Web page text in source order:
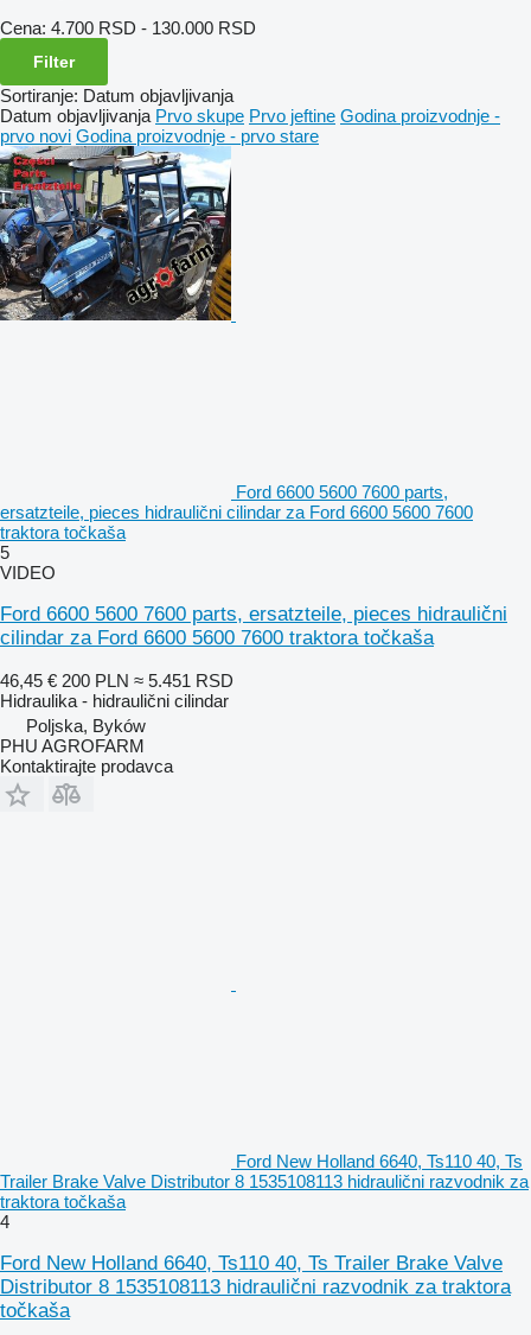
Cena: 4.700 RSD - 130.000 RSD
Filter
Sortiranje: Datum objavljivanja
Datum objavljivanja Prvo skupe Prvo jeftine Godina proizvodnje -
prvo novi Godina proizvodnje - prvo stare
Ford 6600 5600 7600 parts,
ersatzteile, pieces hidraulični cilindar za Ford 6600 5600 7600
traktora točkaša
5
VIDEO
Ford 6600 5600 7600 parts, ersatzteile, pieces hidraulični
cilindar za Ford 6600 5600 7600 traktora točkaša
46,45 € 200 PLN ≈ 5.451 RSD
Hidraulika - hidraulični cilindar
Poljska, Byków
PHU AGROFARM
Kontaktirajte prodavca
Ford New Holland 6640, Ts110 40, Ts
Trailer Brake Valve Distributor 8 1535108113 hidraulični razvodnik za
traktora točkaša
4
Ford New Holland 6640, Ts110 40, Ts Trailer Brake Valve
Distributor 8 1535108113 hidraulični razvodnik za traktora
točkaša